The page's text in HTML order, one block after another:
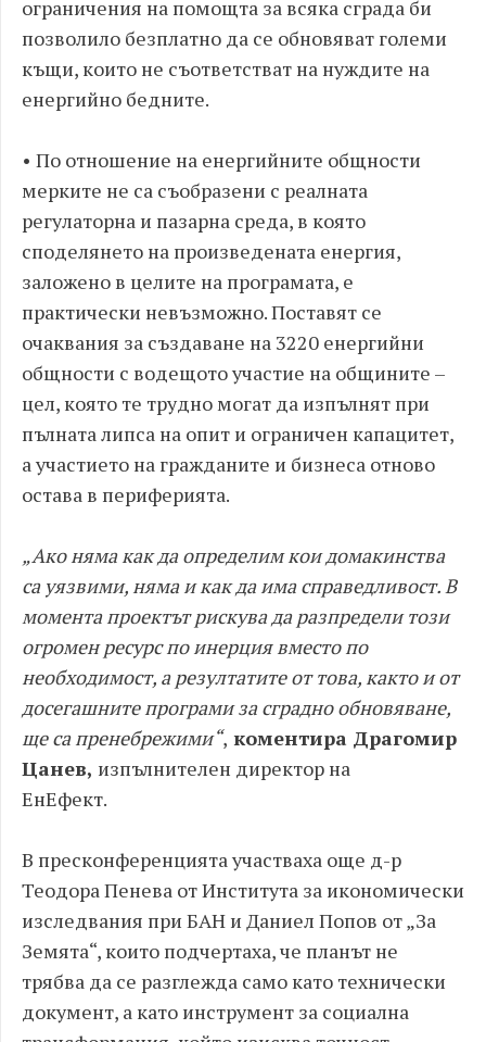
ограничения на помощта за всяка сграда би
позволило безплатно да се обновяват големи
къщи, които не съответстват на нуждите на
енергийно бедните.
• По отношение на енергийните общности
мерките не са съобразени с реалната
регулаторна и пазарна среда, в която
споделянето на произведената енергия,
заложено в целите на програмата, е
практически невъзможно. Поставят се
очаквания за създаване на 3220 енергийни
общности с водещото участие на общините –
цел, която те трудно могат да изпълнят при
пълната липса на опит и ограничен капацитет,
а участието на гражданите и бизнеса отново
остава в периферията.
„Ако няма как да определим кои домакинства
са уязвими, няма и как да има справедливост. В
момента проектът рискува да разпредели този
огромен ресурс по инерция вместо по
необходимост, а резултатите от това, както и от
досегашните програми за сградно обновяване,
ще са пренебрежими“, коментира Драгомир
Цанев, изпълнителен директор на
ЕнЕфект.
В пресконференцията участваха още д-р
Теодора Пенева от Института за икономически
изследвания при БАН и Даниел Попов от „За
Земята“, които подчертаха, че планът не
трябва да се разглежда само като технически
документ, а като инструмент за социална